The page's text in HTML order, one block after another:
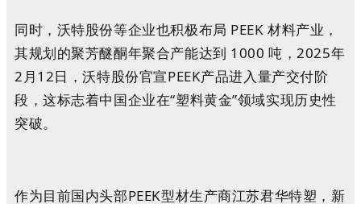
同时，沃特股份等企业也积极布局 PEEK 材料产业，
其规划的聚芳醚酮年聚合产能达到 1000 吨，2025年
2月12日，沃特股份官宣PEEK产品进入量产交付阶
段，这标志着中国企业在“塑料黄金”领域实现历史性
突破。
作为目前国内头部PEEK型材生产商江苏君华特塑，新